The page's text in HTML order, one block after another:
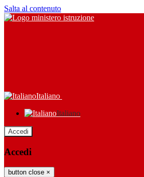
Salta al contenuto
Italiano
Italiano
Accedi
Accedi
button close ×